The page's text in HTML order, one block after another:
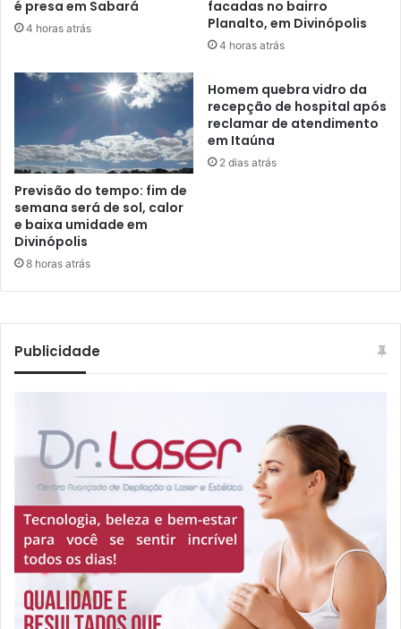
é presa em Sabará
4 horas atrás
facadas no bairro
Planalto, em Divinópolis
4 horas atrás
Previsão do tempo: fim de
semana será de sol, calor
e baixa umidade em
Divinópolis
8 horas atrás
Homem quebra vidro da
recepção de hospital após
reclamar de atendimento
em Itaúna
2 dias atrás
Publicidade